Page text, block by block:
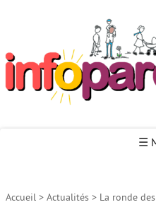
☰
Accueil > Actualités > La ronde